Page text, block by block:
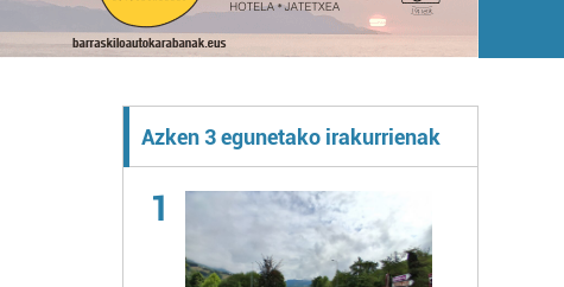
Azken 3 egunetako irakurrienak
1